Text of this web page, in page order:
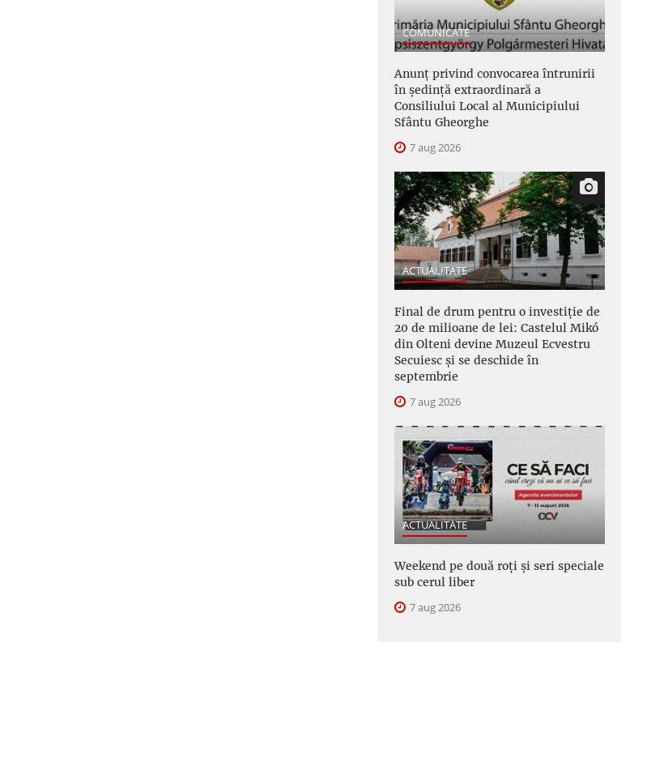
COMUNICATE
Anunţ privind convocarea întrunirii
în şedinţă extraordinară a
Consiliului Local al Municipiului
Sfântu Gheorghe
7 aug 2026
ACTUALITATE
Final de drum pentru o investiție de
20 de milioane de lei: Castelul Mikó
din Olteni devine Muzeul Ecvestru
Secuiesc și se deschide în
septembrie
7 aug 2026
ACTUALITATE
Weekend pe două roți și seri speciale
sub cerul liber
7 aug 2026